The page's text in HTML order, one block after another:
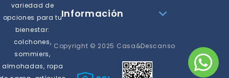
variedad de
opciones para tu
bienestar:
colchones,
sommiers,
almohadas, ropa
Información
Copyright © 2025 Casa&Descanso